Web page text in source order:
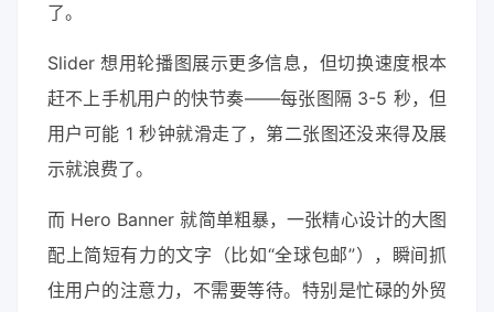
了。
Slider 想用轮播图展示更多信息，但切换速度根本
赶不上手机用户的快节奏——每张图隔 3-5 秒，但
用户可能 1 秒钟就滑走了，第二张图还没来得及展
示就浪费了。
而 Hero Banner 就简单粗暴，一张精心设计的大图
配上简短有力的文字（比如“全球包邮”），瞬间抓
住用户的注意力，不需要等待。特别是忙碌的外贸